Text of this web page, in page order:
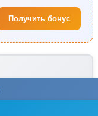
Получить бонус